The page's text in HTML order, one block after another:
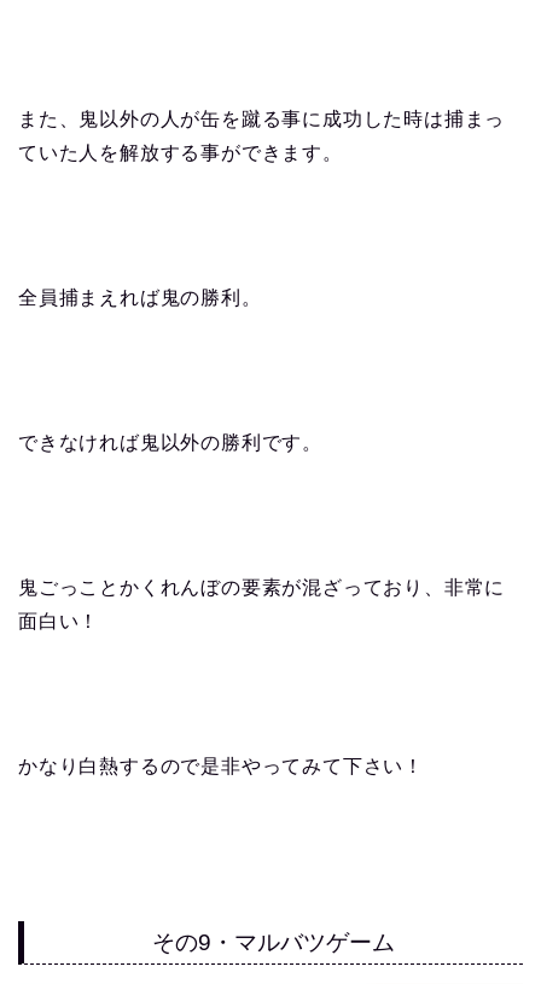
また、鬼以外の人が缶を蹴る事に成功した時は捕まっ
ていた人を解放する事ができます。
全員捕まえれば鬼の勝利。
できなければ鬼以外の勝利です。
鬼ごっことかくれんぼの要素が混ざっており、非常に
面白い！
かなり白熱するので是非やってみて下さい！
その9・マルバツゲーム